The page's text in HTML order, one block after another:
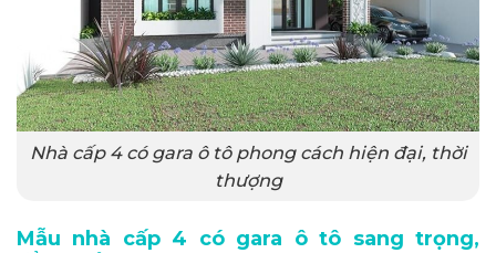
Nhà cấp 4 có gara ô tô phong cách hiện đại, thời
thượng
Mẫu nhà cấp 4 có gara ô tô sang trọng,